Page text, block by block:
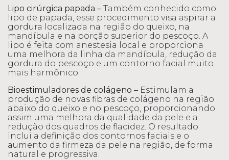
Lipo cirúrgica papada – Também conhecido como
lipo de papada, esse procedimento visa aspirar a
gordura localizada na região do queixo, na
mandíbula e na porção superior do pescoço. A
lipo é feita com anestesia local e proporciona
uma melhora da linha da mandíbula, redução da
gordura do pescoço e um contorno facial muito
mais harmônico.
Bioestimuladores de colágeno – Estimulam a
produção de novas fibras de colágeno na região
abaixo do queixo e no pescoço, proporcionando
assim uma melhora da qualidade da pele e a
redução dos quadros de flacidez. O resultado
inclui a definição dos contornos faciais e o
aumento da firmeza da pele na região, de forma
natural e progressiva.